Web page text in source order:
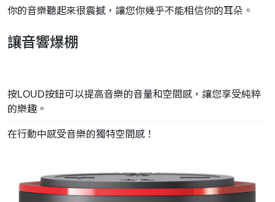
你的音樂聽起來很震撼，讓您你幾乎不能相信你的耳朵。
讓音響爆棚
按LOUD按鈕可以提高音樂的音量和空間感，讓您享受純粹
的樂趣。
在行動中感受音樂的獨特空間感！